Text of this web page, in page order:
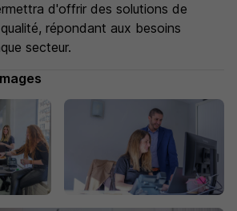
d'offrir des solutions de
répondant aux besoins
secteur.